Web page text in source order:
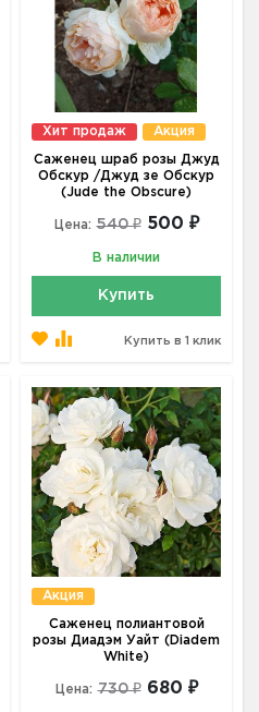
Хит продаж Акция
Саженец шраб розы Джуд
Обскур /Джуд зе Обскур
(Jude the Obscure)
Цена: 540 ₽ 500 ₽
В наличии
Купить
Купить в 1 клик
Акция
Саженец полиантовой
розы Диадэм Уайт (Diadem
White)
Цена: 730 ₽ 680 ₽